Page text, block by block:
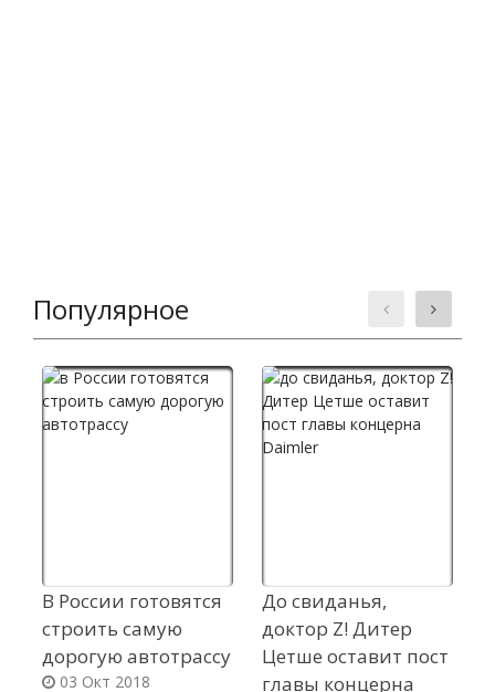
Популярное
В России готовятся
строить самую
дорогую автотрассу
03 Окт 2018
До свиданья,
доктор Z! Дитер
Цетше оставит пост
главы концерна